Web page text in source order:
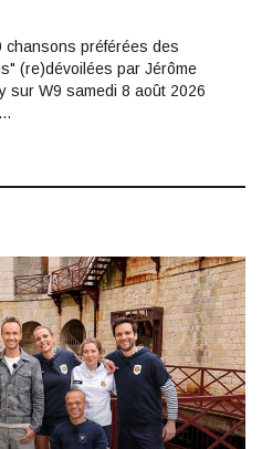
chansons préférées des
(re)dévoilées par Jérôme
sur W9 samedi 8 août 2026